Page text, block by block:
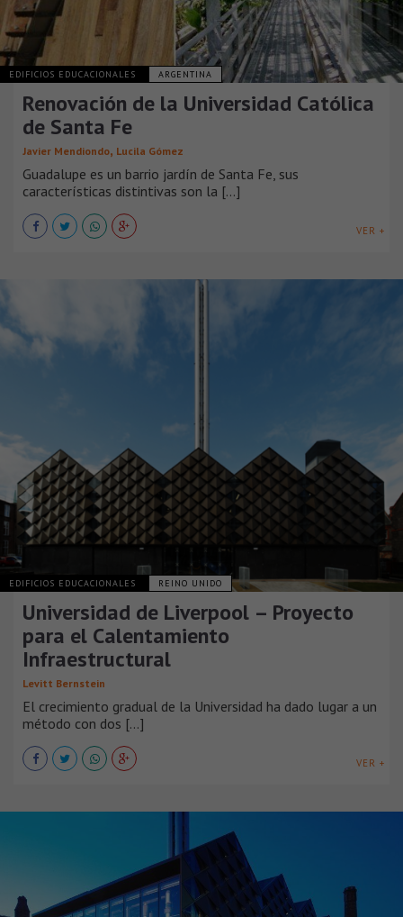
EDIFICIOS EDUCACIONALES ARGENTINA
Renovación de la Universidad Católica
de Santa Fe
Javier Mendiondo, Lucila Gómez
Guadalupe es un barrio jardín de Santa Fe, sus
características distintivas son la [...]
VER +
EDIFICIOS EDUCACIONALES REINO UNIDO
Universidad de Liverpool – Proyecto
para el Calentamiento
Infraestructural
Levitt Bernstein
El crecimiento gradual de la Universidad ha dado lugar a un
método con dos [...]
VER +